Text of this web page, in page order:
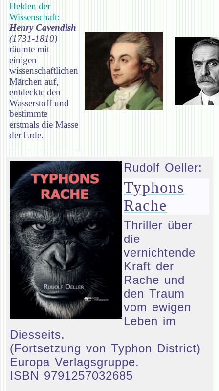
Helden der
Wissenschaft:
Henry Cavendish
(1731-1810)
räumte mit
einigen
wissenschaftlichen
Märchen auf,
entdeckte den
Wasserstoff und
bestimmte
erstmals die Masse
der Erde.
Rudolf Oeller:
Typhons
Rache
Thriller über
die
vernichtende
Kraft der
Rache und
den Traum
vom ewigen
Leben im
Diesseits.
(Fortsetzung von Typhon District)
Europa Verlagsgruppe.
ISBN 9791257032685